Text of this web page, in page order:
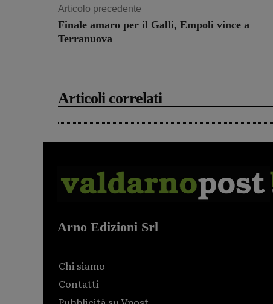
Articolo precedente
Finale amaro per il Galli, Empoli vince a
Terranuova
Articoli correlati
Arno Edizioni Srl
Chi siamo
Contatti